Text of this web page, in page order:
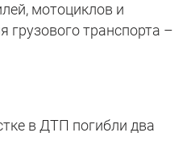
мотоциклов и
грузового транспорта –
в ДТП погибли два